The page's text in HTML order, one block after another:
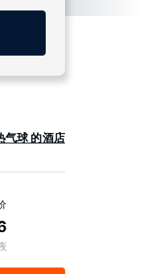
气球 的酒店